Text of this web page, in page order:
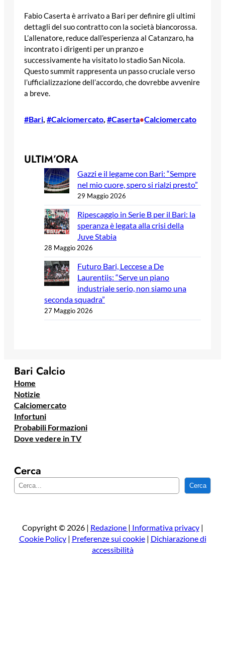
Fabio Caserta è arrivato a Bari per definire gli ultimi
dettagli del suo contratto con la società biancorossa.
L’allenatore, reduce dall’esperienza al Catanzaro, ha
incontrato i dirigenti per un pranzo e
successivamente ha visitato lo stadio San Nicola.
Questo summit rappresenta un passo cruciale verso
l’ufficializzazione dell’accordo, che dovrebbe avvenire
a breve.
#Bari, #Calciomercato, #Caserta•Calciomercato
ULTIM’ORA
Gazzi e il legame con Bari: “Sempre
nel mio cuore, spero si rialzi presto”
29 Maggio 2026
Ripescaggio in Serie B per il Bari: la
speranza è legata alla crisi della
Juve Stabia
28 Maggio 2026
Futuro Bari, Leccese a De
Laurentiis: “Serve un piano
industriale serio, non siamo una
seconda squadra”
27 Maggio 2026
Bari Calcio
Home
Notizie
Calciomercato
Infortuni
Probabili Formazioni
Dove vedere in TV
Cerca
e
a
Cerca
Copyright © 2026 | Redazione | Informativa privacy|
Cookie Policy| Preferenze sui cookie| Dichiarazione di
accessibilità